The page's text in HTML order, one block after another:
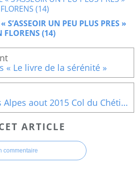
S’ASSEOIR UN PEU PLUS PRES »
FLORENS (14)
« Le livre de la sérénité »
Voyages : Hautes Alpes aout 2015 Col du Chétive, Col de la Saume, La tête de Tourneau,Col de Rabou
ARTICLE
commentaire